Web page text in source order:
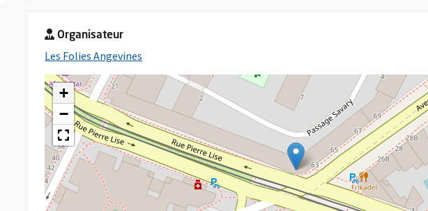
Organisateur
Les Folies Angevines, Ouvre une nouvelle fenêtre
+
−